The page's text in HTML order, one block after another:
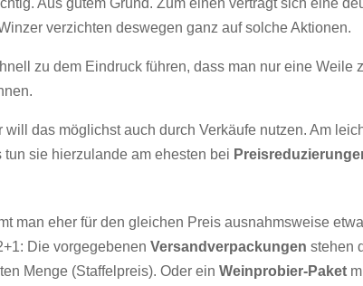
verzichten deswegen ganz auf solche Aktionen.
zu dem Eindruck führen, dass man nur eine Weile
das möglichst auch durch Verkäufe nutzen. Am
sie hierzulande am ehesten bei
man eher für den gleichen Preis ausnahmsweise
Die vorgegebenenVersandverpackungen stehen
Menge (Staffelpreis). Oder einWeinprobier-Paket